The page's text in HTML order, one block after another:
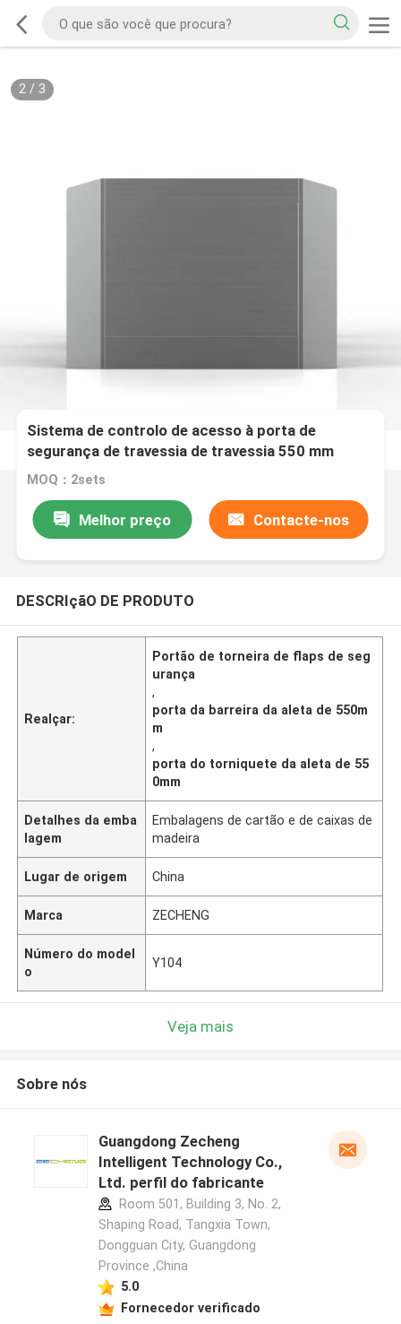
2/ 3
Sistema de controlo de acesso à porta de
segurança de travessia de travessia 550 mm
Largura de passagem
MOQ：2sets
Melhor preço Contacte-nos
DESCRIçãO DE PRODUTO
Realçar:
Portão de torneira de flaps de seg
urança
,
porta da barreira da aleta de 550m
m
,
porta do torniquete da aleta de 55
0mm
Detalhes da emba
lagem
Embalagens de cartão e de caixas de
madeira
Lugar de origem China
Marca ZECHENG
Número do model
o
Y104
Veja mais
Sobre nós
Guangdong Zecheng
Intelligent Technology Co.,
Ltd. perfil do fabricante
Room 501, Building 3, No. 2,
Shaping Road, Tangxia Town,
Dongguan City, Guangdong
Province ,China
5.0
Fornecedor verificado